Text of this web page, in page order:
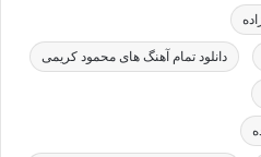
دانلود تمام آهنگ های محمود کریمی